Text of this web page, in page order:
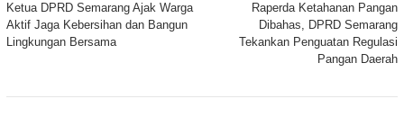
pos
Ketua DPRD Semarang Ajak Warga
Aktif Jaga Kebersihan dan Bangun
Lingkungan Bersama
Raperda Ketahanan Pangan
Dibahas, DPRD Semarang
Tekankan Penguatan Regulasi
Pangan Daerah